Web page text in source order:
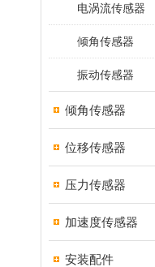
电涡流传感器
倾角传感器
振动传感器
倾角传感器
位移传感器
压力传感器
加速度传感器
安装配件